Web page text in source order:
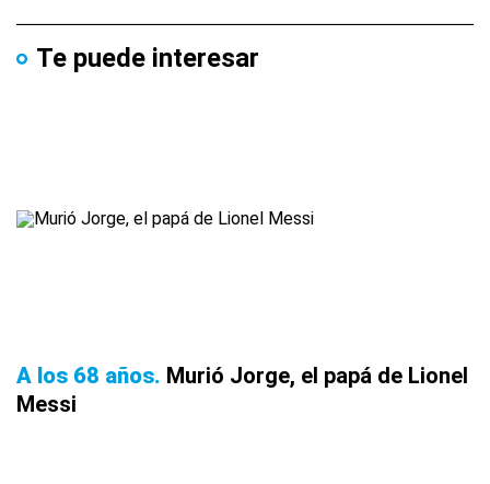
Te puede interesar
A los 68 años Murió Jorge, el papá de Lionel
Messi